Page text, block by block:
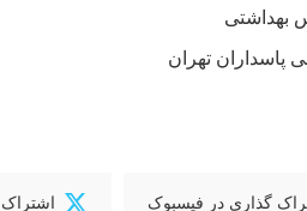
بهداشتی
پاسداران تهران
گذاری در فیسبوک اشتراک